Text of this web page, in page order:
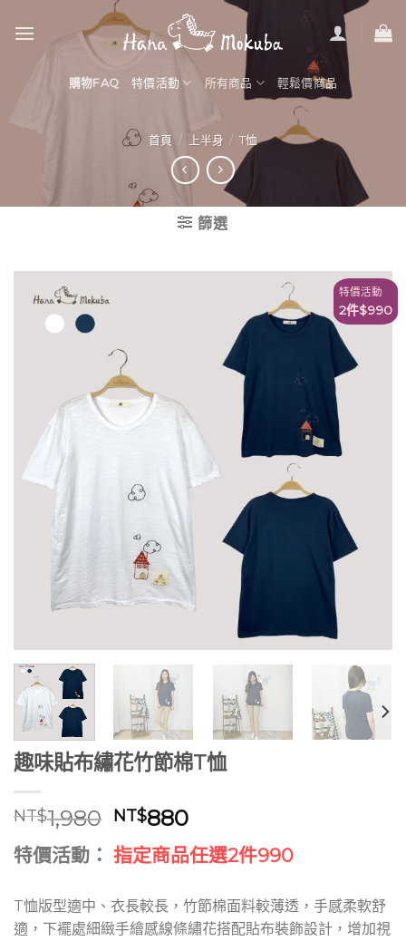
購物FAQ 特價活動 所有商品 輕鬆價商品
首頁 / 上半身 / T恤
篩選
特價活動
2件$990
趣味貼布繡花竹節棉T恤
NT$1,980 原
始
價
NT$1,980。
NT$880目
前
價
NT$880。
特價活動： 指定商品任選2件990
T恤版型適中、衣長較長，竹節棉面料較薄透，手感柔軟舒
適，下襬處細緻手繪感線條繡花搭配貼布裝飾設計，增加視